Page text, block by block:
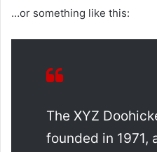
…or something like this:
The XYZ
founded in 1971,